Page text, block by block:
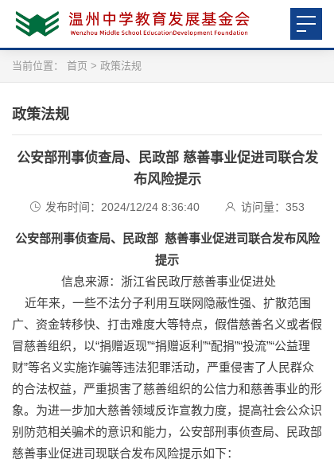
当前位置： 首页 > 政策法规
政策法规
公安部刑事侦查局、民政部 慈善事业促进司联合发
布风险提示
发布时间：2024/12/24 8:36:40 访问量： 353
公安部刑事侦查局、民政部 慈善事业促进司联合发布风险
提示
信息来源：浙江省民政厅慈善事业促进处
近年来，一些不法分子利用互联网隐蔽性强、扩散范围
广、资金转移快、打击难度大等特点，假借慈善名义或者假
冒慈善组织，以“捐赠返现”“捐赠返利”“配捐”“投流”“公益理
财”等名义实施诈骗等违法犯罪活动，严重侵害了人民群众
的合法权益，严重损害了慈善组织的公信力和慈善事业的形
象。为进一步加大慈善领域反诈宣教力度，提高社会公众识
别防范相关骗术的意识和能力，公安部刑事侦查局、民政部
慈善事业促进司现联合发布风险提示如下：